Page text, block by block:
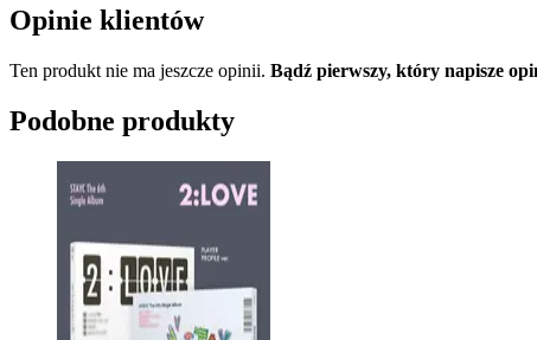
Opinie klientów
Ten produkt nie ma jeszcze opinii. Bądź pierwszy, który napisze
Podobne produkty